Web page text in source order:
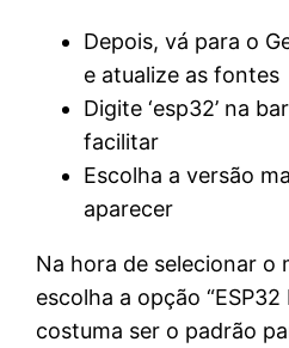
Depois, vá para o
e atualize as fontes
Digite ‘esp32’ na
facilitar
Escolha a versão
aparecer
Na hora de selecionar o
escolha a opção “ESP32
costuma ser o padrão